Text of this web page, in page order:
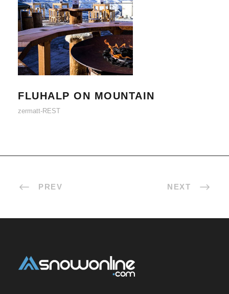
FLUHALP ON MOUNTAIN
FLUHALP ON MOUNTAIN
zermatt-REST
PREV NEXT